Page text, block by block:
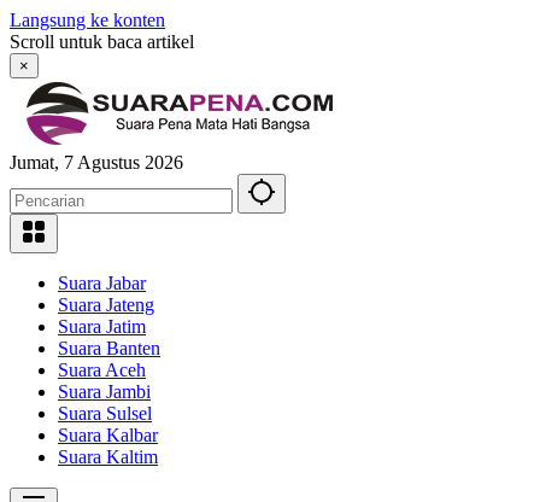
Langsung ke konten
Scroll untuk baca artikel
×
Jumat, 7 Agustus 2026
Suara Jabar
Suara Jateng
Suara Jatim
Suara Banten
Suara Aceh
Suara Jambi
Suara Sulsel
Suara Kalbar
Suara Kaltim